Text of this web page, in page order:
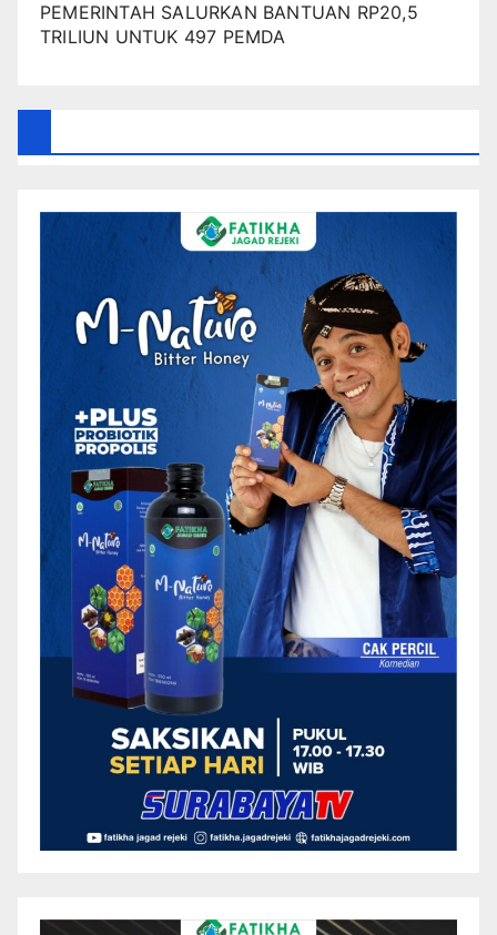
PEMERINTAH SALURKAN BANTUAN RP20,5
TRILIUN UNTUK 497 PEMDA